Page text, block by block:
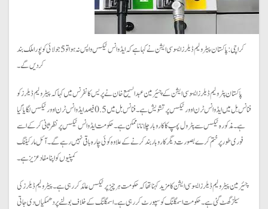
کراچی: پاکستان پیٹرولیم ڈیلرز ایسوسی ایشن نے کہا ہے کہ ایڈوانس ٹیکس واپس نہ ہوا تو 5 جولائی کو پورا ملک بند
کردیں گے۔
پاکستان پٹرولیم ڈیلرز ایسوسی ایشن کے چئیرمین عبدالسمیع خان نے پریس کانفرنس میں کہا کہ پیٹرولیم ڈیلرز کو
فنانس بل میں ایڈوانس ٹرن اوور ٹیکس پر تشویش ہے۔ فنانس بل میں 0.5 فیصد ایڈوانس ٹرن اوور ٹیکس لگایا گیا
ہے۔ مذکورہ ٹیکس سے پٹرول پمپ کا کاروبار چلانا ناممکن ہے۔ حکومت ایڈوانس ٹیکس پر نظر ثانی کرکے اسے
فوری طور پر ختم کرے بصورت دیگر کاروبار بند کرنے کے علاوہ کوئی چارہ باقی نہیں رہے گے۔ آئل مارکیٹنگ
کمپنیوں کو اپنا مفاد عزیز ہے۔
چئیرمین پیٹرولیم ڈیلرز ایسوسی ایشن کا مزید کہنا تھا کہ حکومت ہر چیز پر ٹیکس عائد کررہی ہے۔ پیٹرولیم ڈیلرز کی
سیلز گھٹ گئی ہے۔ حکومت اسمگلنگ کو سپورٹ کررہی ہے۔اسمگلنگ کے خلاف بولنے پر دھمکیاں دی جاتی